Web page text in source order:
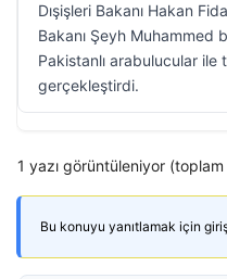
Dışişleri Bakanı Hakan
Bakanı Şeyh Muhammed
Pakistanlı arabulucular ile
gerçekleştirdi.
1 yazı görüntüleniyor (toplam
Bu konuyu yanıtlamak için giriş